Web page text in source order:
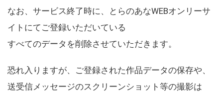
なお、サービス終了時に、とらのあなWEBオンリーサ
イトにてご登録いただいている
すべてのデータを削除させていただきます。
恐れ入りますが、ご登録された作品データの保存や、
送受信メッセージのスクリーンショット等の撮影は